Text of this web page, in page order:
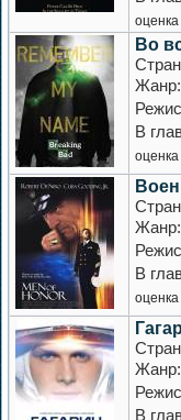
Во
Жанр:
В
Жанр:
В
Жанр:
В